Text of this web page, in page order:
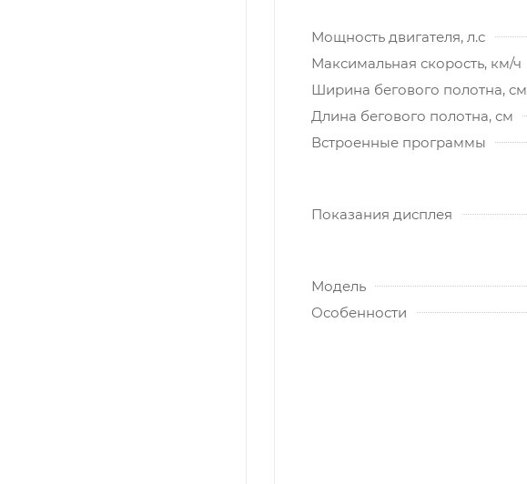
Мощность двигателя, л.с
Максимальная скорость, км/ч
Ширина бегового полотна, см
Длина бегового полотна, см
Встроенные программы
Показания дисплея
Модель
Особенности